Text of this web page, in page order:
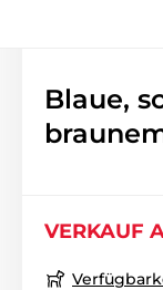
Blaue,
VERKAUF